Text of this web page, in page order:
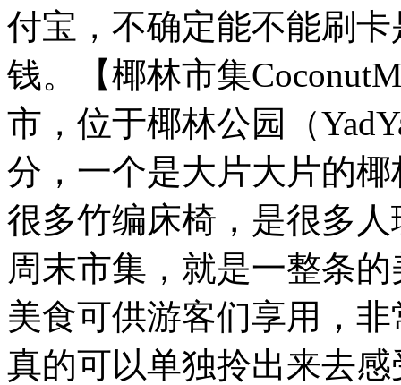
付宝，不确定能不能刷
钱。【椰林市集
市，位于椰林公园（
分，一个是大片大片的
很多竹编床椅，是很多
周末市集，就是一整条
美食可供游客们享用，
真的可以单独拎出来去